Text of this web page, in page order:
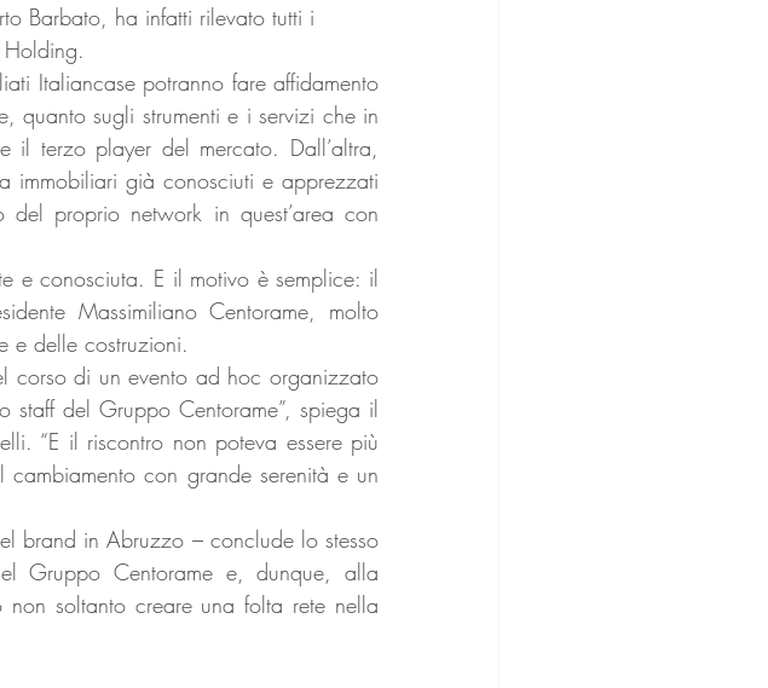
Barbato, ha infatti rilevato tutti i
Italiancase potranno fare affidamento
quanto sugli strumenti e i servizi che in
il terzo player del mercato. Dall’altra,
immobiliari già conosciuti e apprezzati
proprio network in quest’area con
e conosciuta. E il motivo è semplice: il
Massimiliano Centorame, molto
e delle costruzioni.
corso di un evento ad hoc organizzato
del Gruppo Centorame”, spiega il
“E il riscontro non poteva essere più
con grande serenità e un
brand in Abruzzo – conclude lo stesso
Gruppo Centorame e, dunque, alla
soltanto creare una folta rete nella